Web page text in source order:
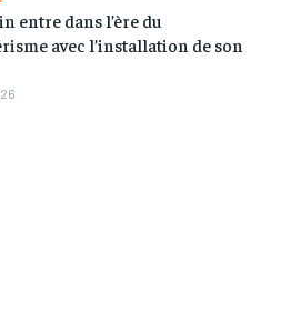
entre dans l’ère du
avec l’installation de son